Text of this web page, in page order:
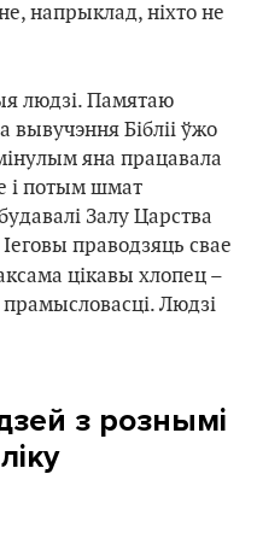
напрыклад, ніхто не
людзі. Памятаю
Бібліі ўжо
яна працавала
і потым шмат
Залу Царства
праводзяць свае
цікавы хлопец –
прамысловасці. Людзі
з рознымі